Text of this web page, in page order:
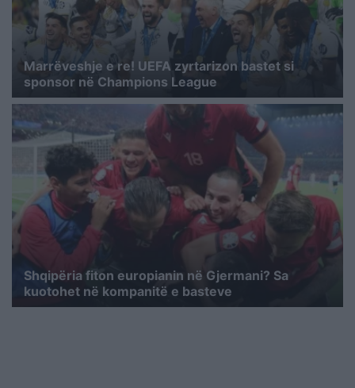
Marrëveshje e re! UEFA zyrtarizon bastet si
sponsor në Champions League
Shqipëria fiton europianin në Gjermani? Sa
kuotohet në kompanitë e basteve